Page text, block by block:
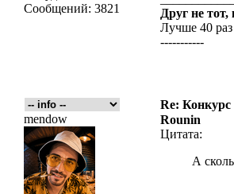
Сообщений: 3821
Друг не
Лучше 40 раз
-----------
Re:
mendow
Rounin
Цитата:
А